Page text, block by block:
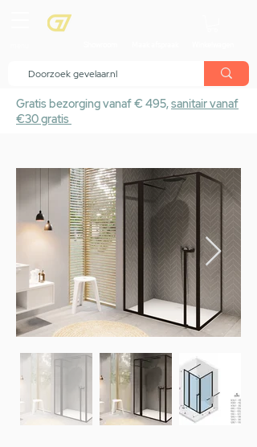
Gratis bezorging vanaf € 495,sanitair vanaf
€30 gratis